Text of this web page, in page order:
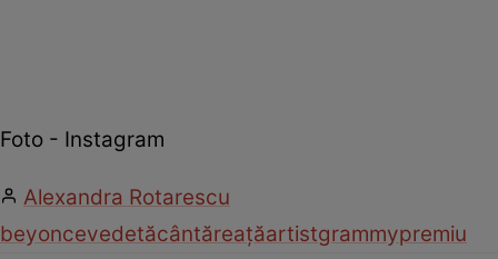
Foto - Instagram
Alexandra Rotarescu
beyoncevedetăcântăreațăartistgrammypremiu